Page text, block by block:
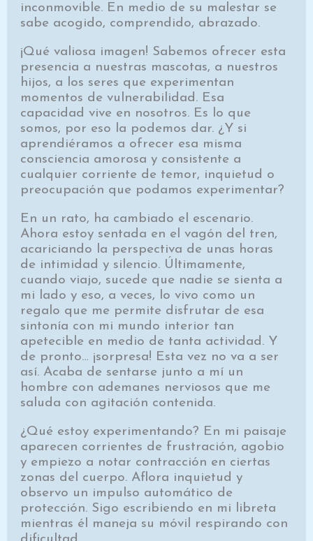
inconmovible. En medio de su malestar se
sabe acogido, comprendido, abrazado.
¡Qué valiosa imagen! Sabemos ofrecer esta
presencia a nuestras mascotas, a nuestros
hijos, a los seres que experimentan
momentos de vulnerabilidad. Esa
capacidad vive en nosotros. Es lo que
somos, por eso la podemos dar. ¿Y si
aprendiéramos a ofrecer esa misma
consciencia amorosa y consistente a
cualquier corriente de temor, inquietud o
preocupación que podamos experimentar?
En un rato, ha cambiado el escenario.
Ahora estoy sentada en el vagón del tren,
acariciando la perspectiva de unas horas
de intimidad y silencio. Últimamente,
cuando viajo, sucede que nadie se sienta a
mi lado y eso, a veces, lo vivo como un
regalo que me permite disfrutar de esa
sintonía con mi mundo interior tan
apetecible en medio de tanta actividad. Y
de pronto… ¡sorpresa! Esta vez no va a ser
así. Acaba de sentarse junto a mí un
hombre con ademanes nerviosos que me
saluda con agitación contenida.
¿Qué estoy experimentando? En mi paisaje
aparecen corrientes de frustración, agobio
y empiezo a notar contracción en ciertas
zonas del cuerpo. Aflora inquietud y
observo un impulso automático de
protección. Sigo escribiendo en mi libreta
mientras él maneja su móvil respirando con